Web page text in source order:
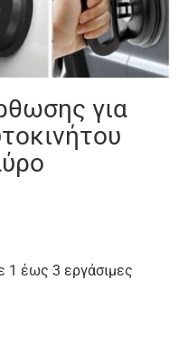
για
1 έως 3 εργάσιμες